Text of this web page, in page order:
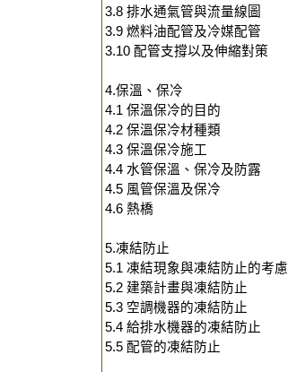
3.8 排水通氣管與流量線圖
3.9 燃料油配管及冷媒配管
3.10 配管支撐以及伸縮對策
4.保溫、保冷
4.1 保溫保冷的目的
4.2 保溫保冷材種類
4.3 保溫保冷施工
4.4 水管保溫、保冷及防露
4.5 風管保溫及保冷
4.6 熱橋
5.凍結防止
5.1 凍結現象與凍結防止的考慮
5.2 建築計畫與凍結防止
5.3 空調機器的凍結防止
5.4 給排水機器的凍結防止
5.5 配管的凍結防止